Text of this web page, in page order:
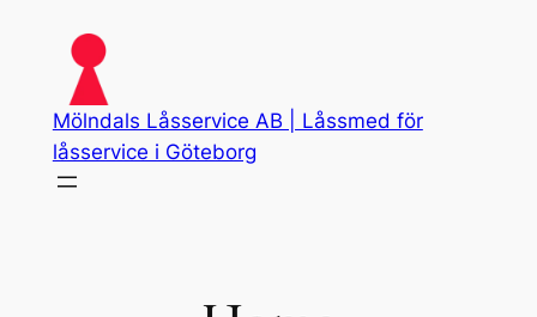
content
Mölndals Låsservice AB | Låssmed för
låsservice i Göteborg